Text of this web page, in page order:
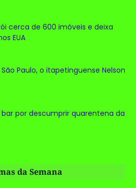
cerca de 600 imóveis e deixa
EUA
Paulo, o itapetinguense Nelson
por descumprir quarentena da
da Semana